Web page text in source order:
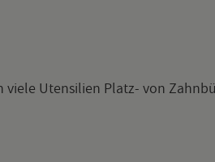
Uten­si­li­en Platz- von